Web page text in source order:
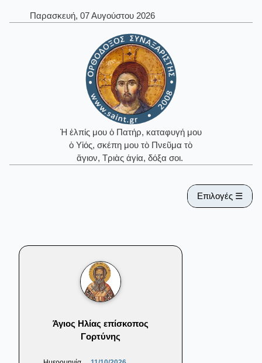
Παρασκευή, 07 Αυγούστου 2026
Ἡ ἐλπίς μου ὁ Πατήρ, καταφυγή μου
ὁ Υἱός, σκέπη μου τὸ Πνεῦμα τὸ
ἅγιον, Τριὰς ἁγία, δόξα σοι.
Επιλογές ☰
Άγιος Ηλίας επίσκοπος
Γορτύνης